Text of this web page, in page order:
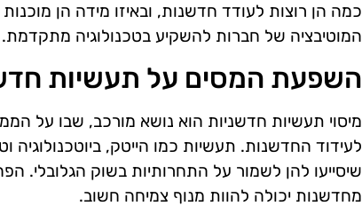
כמה הן רוצות לעודד חדשנות, ובאיזו מידה הן
המוטיבציה של חברות להשקיע בטכנולוגיה מתקדמת.
השפעת המסים על תעשיות
מיסוי תעשיות חדשניות הוא נושא מורכב, שבו על
לעידוד החדשנות. תעשיות כמו הייטק, ביוטכנולוגיה
שיסייעו להן לשמור על התחרותיות בשוק הגלובלי.
מחדשנות יכולה להוות מנוף צמיחה חשוב.